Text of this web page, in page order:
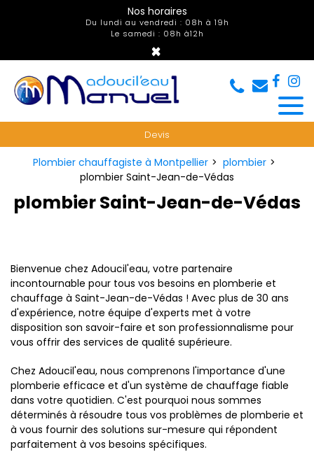
Nos horaires
Du lundi au vendredi : 08h à 19h
Le samedi : 08h à12h
×
Devis
Plombier chauffagiste à Montpellier
plombier
plombier Saint-Jean-de-Védas
plombier Saint-Jean-de-Védas
Bienvenue chez Adoucil'eau, votre partenaire
incontournable pour tous vos besoins en plomberie et
chauffage à Saint-Jean-de-Védas ! Avec plus de 30 ans
d'expérience, notre équipe d'experts met à votre
disposition son savoir-faire et son professionnalisme pour
vous offrir des services de qualité supérieure.
Chez Adoucil'eau, nous comprenons l'importance d'une
plomberie efficace et d'un système de chauffage fiable
dans votre quotidien. C'est pourquoi nous sommes
déterminés à résoudre tous vos problèmes de plomberie et
à vous fournir des solutions sur-mesure qui répondent
parfaitement à vos besoins spécifiques.
Panneau de gestion des cookies